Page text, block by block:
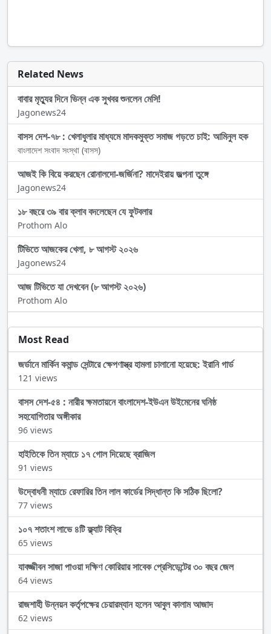
Related News
বাবার মৃত্যুর দিনে ভিন্ন এক সুখবর শুনলেন মেসি!
Jagonews24
বাসস দেশ-৭৮ : খেলাধুলার মাধ্যমে মাদকমুক্ত সমাজ গড়তে চাই: আমিনুল হক
বাংলাদেশ সংবাদ সংস্থা (বাসস)
আজই কি বিয়ে করছেন রোনালদো-জর্জিনা? মাদেইরায় জল্পনা তুঙ্গে
Jagonews24
১৮ বছরে ৩৯ বার ক্লাব বদলেছেন যে ফুটবলার
Prothom Alo
টিভিতে আজকের খেলা, ৮ আগস্ট ২০২৬
Jagonews24
আজ টিভিতে যা দেখবেন (৮ আগস্ট ২০২৬)
Prothom Alo
Most Read
জর্ডানে মার্কিন কমান্ড সেন্টারে ক্ষেপণাস্ত্র হামলা চালানো হয়েছে: ইরানি গার্ড
121 views
বাসস দেশ-৫৪ : নারীর ক্ষমতায়নে বাংলাদেশ-ইউএন উইমেনের ঘনিষ্ঠ
সহযোগিতার অঙ্গীকার
96 views
হাইতিকে তিন ম্যাচে ১৭ গোল দিয়েছে ব্রাজিল
91 views
উদ্বোধনী ম্যাচে রেফারির তিন লাল কার্ডের সিদ্ধান্ত কি সঠিক ছিলো?
77 views
১০৭ শতাংশ লাভে ৪টি ফ্ল্যাট বিক্রি
65 views
যাবজ্জীবন সাজা পাওয়া দক্ষিণ কোরিয়ার সাবেক প্রেসিডেন্টের ৩০ বছর জেল
64 views
রাজশাহী উন্নয়ন কর্তৃপক্ষের চেয়ারম্যান হলেন আবুল কালাম আজাদ
62 views